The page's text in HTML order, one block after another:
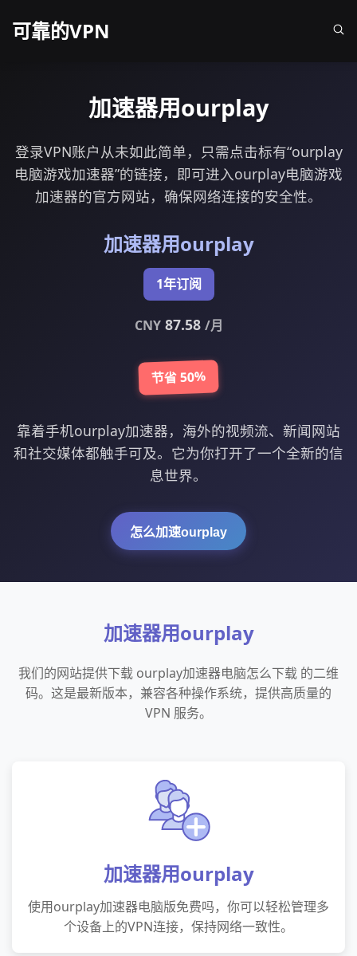
可靠的VPN
加速器用ourplay
登录VPN账户从未如此简单，只需点击标有“ourplay
电脑游戏加速器”的链接，即可进入ourplay电脑游戏
加速器的官方网站，确保网络连接的安全性。
加速器用ourplay
1年订阅
CNY87.58 /月
节省 50%
靠着手机ourplay加速器，海外的视频流、新闻网站
和社交媒体都触手可及。它为你打开了一个全新的信
息世界。
怎么加速ourplay
加速器用ourplay
我们的网站提供下载 ourplay加速器电脑怎么下载 的二维
码。这是最新版本，兼容各种操作系统，提供高质量的
VPN 服务。
加速器用ourplay
使用ourplay加速器电脑版免费吗，你可以轻松管理多
个设备上的VPN连接，保持网络一致性。